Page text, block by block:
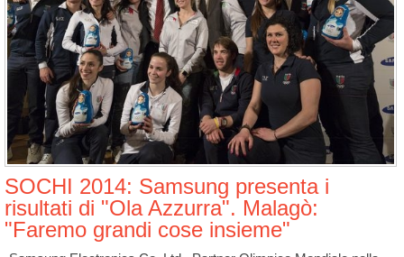
SOCHI 2014: Samsung presenta i
risultati di "Ola Azzurra". Malagò:
"Faremo grandi cose insieme"